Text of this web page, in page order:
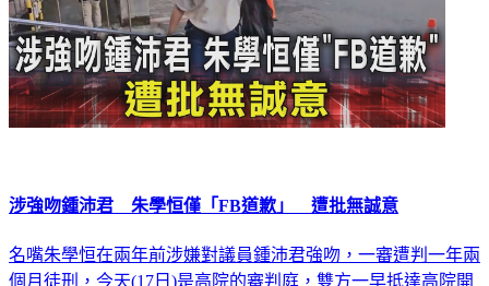
涉強吻鍾沛君 朱學恒僅「FB道歉」 遭批無誠意
名嘴朱學恒在兩年前涉嫌對議員鍾沛君強吻，一審遭判一年兩
個月徒刑，今天(17日)是高院的審判庭，雙方一早抵達高院開